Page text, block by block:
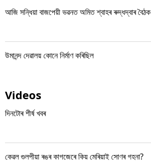
আজি সন্ধিয়া বাজপেয়ী ভৱনত অমিত শ্বাহৰ ৰুদ্ধদ্বাৰ বৈঠক
উমানন্দ দেৱালয় কোনে নিৰ্মাণ কৰিছিল
Videos
দিনটোৰ শীৰ্ষ খবৰ
কেৱল গুলপীয়া ৰঙৰ কাগজেৰে কিয় মেৰিয়াই সোণৰ গহনা?